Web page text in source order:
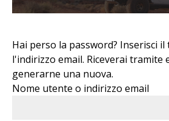
Hai perso la password? Inserisci
l'indirizzo email. Riceverai tramite
generarne una nuova.
Nome utente o indirizzo email